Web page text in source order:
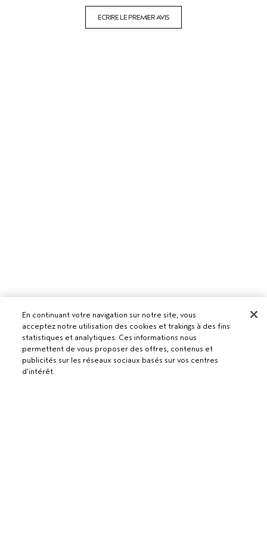
ECRIRE LE PREMIER AVIS
Pour les professionnels
DEVENIR UN SALON AVEDA
Besoin d’aide ?
En continuant votre navigation sur notre site, vous
acceptez notre utilisation des cookies et trakings à des fins
statistiques et analytiques. Ces informations nous
permettent de vous proposer des offres, contenus et
publicités sur les réseaux sociaux basés sur vos centres
d'intérêt.